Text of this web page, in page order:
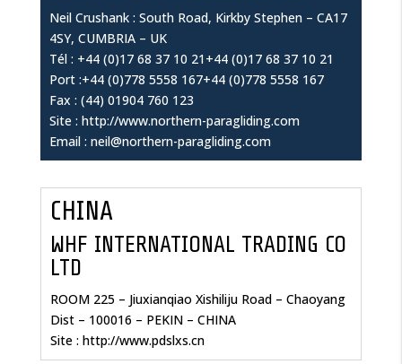
Neil Crushank : South Road, Kirkby Stephen – CA17
4SY, CUMBRIA – UK
Tél : +44 (0)17 68 37 10 21+44 (0)17 68 37 10 21
Port :+44 (0)778 5558 167+44 (0)778 5558 167
Fax : (44) 01904 760 123
Site : http://www.northern-paragliding.com
Email : neil@northern-paragliding.com
CHINA
WHF INTERNATIONAL TRADING CO
LTD
ROOM 225 – Jiuxianqiao Xishiliju Road – Chaoyang
Dist – 100016 – PEKIN – CHINA
Site : http://www.pdslxs.cn